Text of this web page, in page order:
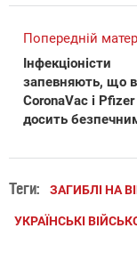
Попередній
Інфекціоністи
запевняють, що
CoronaVac і Pfizer
досить
Теги: ЗАГИБЛІ НА
УКРАЇНСЬКІ